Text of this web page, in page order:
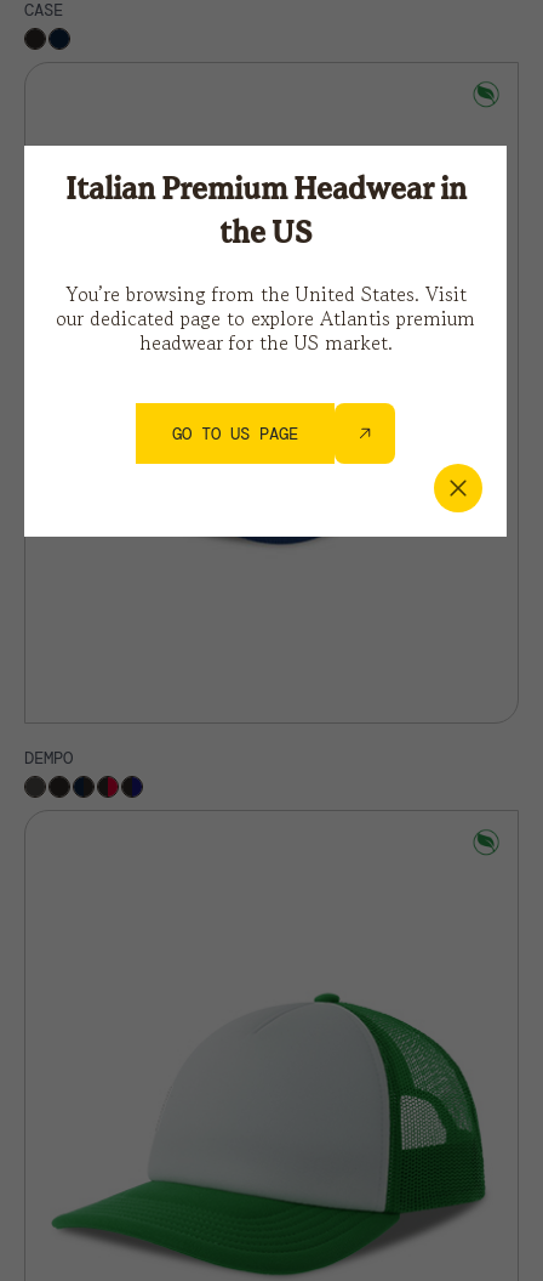
CASE
DEMPO
Italian Premium Headwear in
the US
You’re browsing from the United States. Visit
our dedicated page to explore Atlantis premium
headwear for the US market.
GO TO US PAGE